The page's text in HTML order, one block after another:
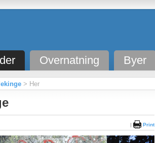
Overnatning Byer
> Her
| Print